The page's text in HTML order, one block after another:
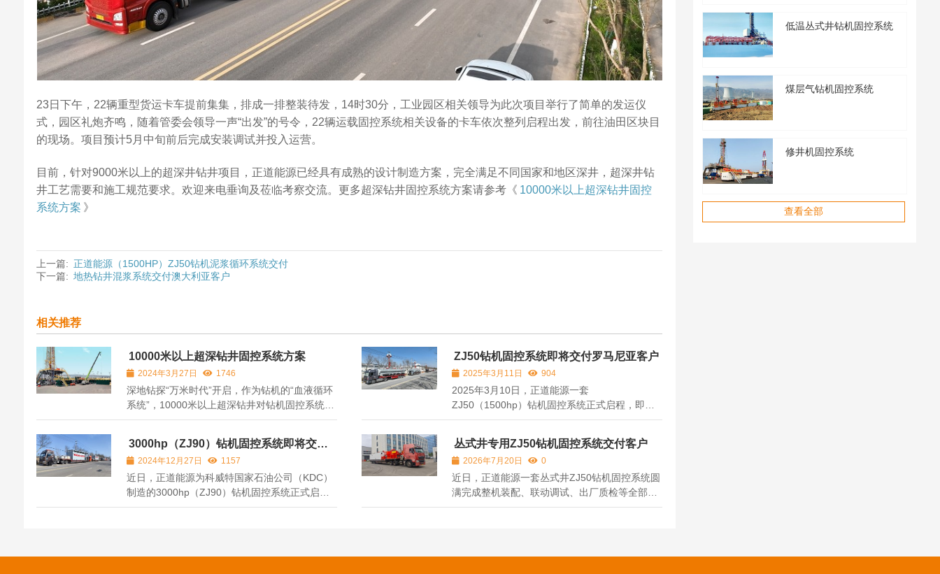
23日下午，22辆重型货运卡车提前集集，排成一排整装待发，14时30分，工业园区相关领导为此次项目举行了简单的发运仪
式，园区礼炮齐鸣，随着管委会领导一声“出发”的号令，22辆运载固控系统相关设备的卡车依次整列启程出发，前往油田区块目
的现场。项目预计5月中旬前后完成安装调试并投入运营。
目前，针对9000米以上的超深井钻井项目，正道能源已经具有成熟的设计制造方案，完全满足不同国家和地区深井，超深井钻
井工艺需要和施工规范要求。欢迎来电垂询及莅临考察交流。更多超深钻井固控系统方案请参考《 10000米以上超深钻井固控
系统方案 》
上一篇: 正道能源（1500HP）ZJ50钻机泥浆循环系统交付
下一篇: 地热钻井混浆系统交付澳大利亚客户
相关推荐
10000米以上超深钻井固控系统方案
2024年3月27日 1746
深地钻探“万米时代”开启，作为钻机的“血液循环
系统”，10000米以上超深钻井对钻机固控系统提
出了更高的要求。正道能源针对10000米以上超
得了突破，正道能源10000米-15000米超深钻井
固控系统方案，具有比较大的钻井液固控容...
ZJ50钻机固控系统即将交付罗马尼亚客户
2025年3月11日 904
2025年3月10日，正道能源一套
ZJ50（1500hp）钻机固控系统正式启程，即将
交付罗马尼亚客户。 该套ZJ50固控系统与传统
从结构设计到电气元件均通过欧盟认证。结构设
计采用圆底弧罐体设计，配置ATEX防爆电控系
统，整套系统配...
3000hp（ZJ90）钻机固控系统即将交付
科威特客户
2024年12月27日 1157
近日，正道能源为科威特国家石油公司（KDC）
制造的3000hp（ZJ90）钻机固控系统正式启
程，即将交付客户。这是继去年正道能源同兰石
丛式井专用ZJ50钻机固控系统交付客户
2026年7月20日 0
近日，正道能源一套丛式井ZJ50钻机固控系统圆
满完成整机装配、联动调试、出厂质检等全部工
序，正式装车发运，即将奔赴钻探工程项目现
低温丛式井钻机固控系统
煤层气钻机固控系统
修井机固控系统
查看全部